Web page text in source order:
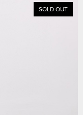
SOLD OUT